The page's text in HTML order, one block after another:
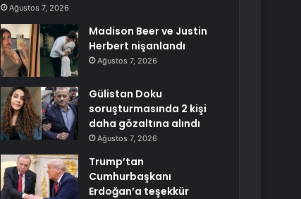
Ağustos 7, 2026
Madison Beer ve Justin
Herbert nişanlandı
Ağustos 7, 2026
Gülistan Doku
soruşturmasında 2 kişi
daha gözaltına alındı
Ağustos 7, 2026
Trump’tan
Cumhurbaşkanı
Erdoğan’a teşekkür